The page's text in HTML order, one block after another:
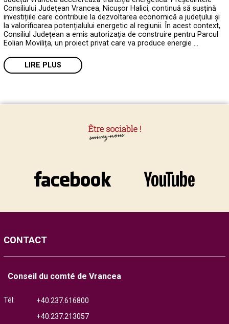
Consiliului Județean Vrancea, Nicușor Halici, continuă să susțină
investițiile care contribuie la dezvoltarea economică a județului și
la valorificarea potențialului energetic al regiunii. În acest context,
Consiliul Județean a emis autorizația de construire pentru Parcul
Eolian Movilița, un proiect privat care va produce energie …
LIRE PLUS
CONTACT
Conseil du comté de Vrancea
Tél:
+40.237.616800
+40.237.213057